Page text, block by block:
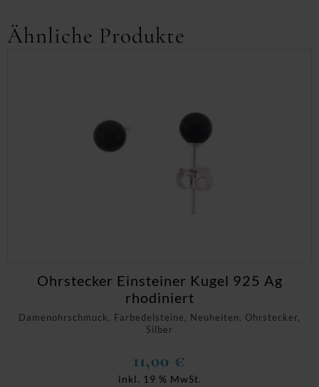
Ähnliche Produkte
Damenohrschmuck, Farbedelsteine, Neuheiten, Ohrstecker,
Silber
Ohrstecker Einsteiner Kugel 925 Ag
rhodiniert
11,00 €
inkl. 19 % MwSt.